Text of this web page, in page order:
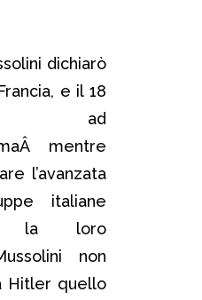
dichiarò
e il 18
ad
mentre
l’avanzata
italiane
la loro
non
Hitler quello